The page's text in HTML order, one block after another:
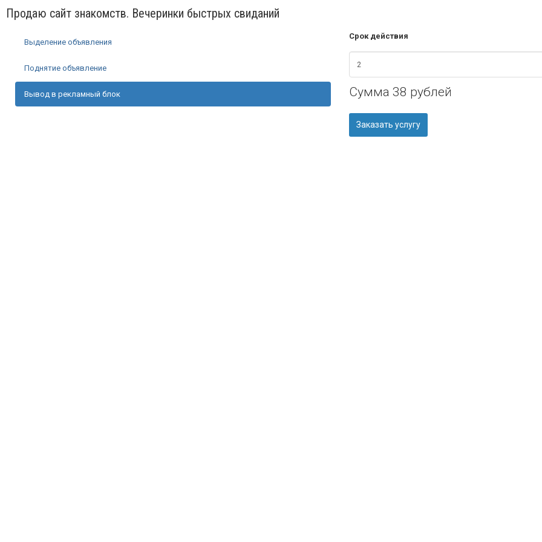
Продаю сайт знакомств. Вечеринки быстрых свиданий
Выделение объявления
Поднятие объявление
Вывод в рекламный блок
Срок действия
Сумма 38 рублей